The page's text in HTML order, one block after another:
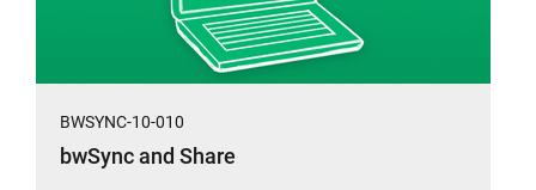
BWSYNC-10-010
bwSync and Share